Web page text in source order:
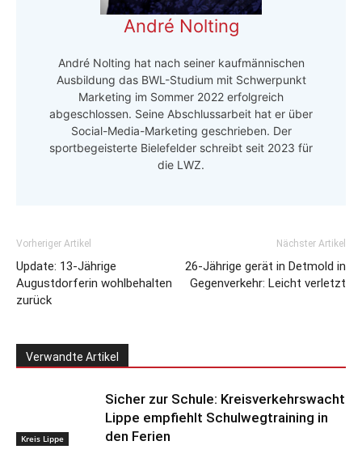
André Nolting
André Nolting hat nach seiner kaufmännischen
Ausbildung das BWL-Studium mit Schwerpunkt
Marketing im Sommer 2022 erfolgreich
abgeschlossen. Seine Abschlussarbeit hat er über
Social-Media-Marketing geschrieben. Der
sportbegeisterte Bielefelder schreibt seit 2023 für
die LWZ.
Vorheriger Artikel
Update: 13-Jährige
Augustdorferin wohlbehalten
zurück
Nächster Artikel
26-Jährige gerät in Detmold in
Gegenverkehr: Leicht verletzt
Verwandte Artikel
Kreis Lippe
Sicher zur Schule: Kreisverkehrswacht
Lippe empfiehlt Schulwegtraining in
den Ferien